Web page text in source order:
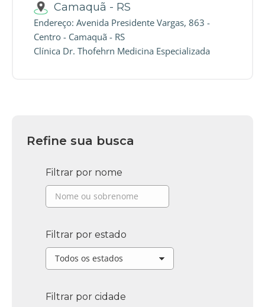
Camaquã - RS
Endereço: Avenida Presidente Vargas, 863 -
Centro - Camaquã - RS
Clínica Dr. Thofehrn Medicina Especializada
Refine sua busca
Filtrar por nome
Filtrar por estado
Filtrar por cidade